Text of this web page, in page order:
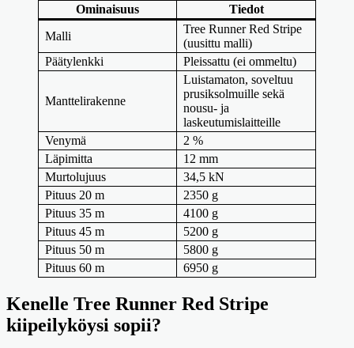
Ominaisuus
Tiedot
Malli
Tree Runner Red Stripe
(uusittu malli)
Päätylenkki
Pleissattu (ei ommeltu)
Manttelirakenne
Luistamaton, soveltuu
prusiksolmuille sekä
nousu- ja
laskeutumislaitteille
Venymä
2 %
Läpimitta
12 mm
Murtolujuus
34,5 kN
Pituus 20 m
2350 g
Pituus 35 m
4100 g
Pituus 45 m
5200 g
Pituus 50 m
5800 g
Pituus 60 m
6950 g
Kenelle Tree Runner Red Stripe
kiipeilyköysi sopii?